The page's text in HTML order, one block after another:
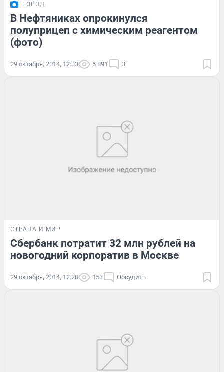
ГОРОД
В Нефтяниках опрокинулся
полуприцеп с химическим реагентом
(фото)
29 октября, 2014, 12:33 6 891 3
СТРАНА И МИР
Сбербанк потратит 32 млн рублей на
новогодний корпоратив в Москве
29 октября, 2014, 12:20 153 Обсудить